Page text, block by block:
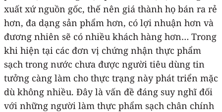
xuất xứ nguồn gốc, thế nên giá thành họ bán ra rẻ
hơn, đa dạng sản phẩm hơn, có lợi nhuận hơn và
đương nhiên sẽ có nhiều khách hàng hơn… Trong
khi hiện tại các đơn vị chứng nhận thực phẩm
sạch trong nước chưa được người tiêu dùng tin
tưởng càng làm cho thực trạng này phát triển mặc
dù không nhiều. Đây là vấn đề đáng suy nghĩ đối
với những người làm thực phẩm sạch chân chính